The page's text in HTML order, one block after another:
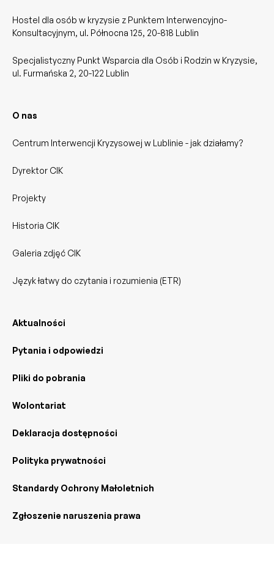
Hostel dla osób w kryzysie z Punktem Interwencyjno-
Konsultacyjnym, ul. Północna 125, 20-818 Lublin
Specjalistyczny Punkt Wsparcia dla Osób i Rodzin w Kryzysie,
ul. Furmańska 2, 20-122 Lublin
O nas
Centrum Interwencji Kryzysowej w Lublinie - jak działamy?
Dyrektor CIK
Projekty
Historia CIK
Galeria zdjęć CIK
Język łatwy do czytania i rozumienia (ETR)
Aktualności
Pytania i odpowiedzi
Pliki do pobrania
Wolontariat
Deklaracja dostępności
Polityka prywatności
Standardy Ochrony Małoletnich
Zgłoszenie naruszenia prawa